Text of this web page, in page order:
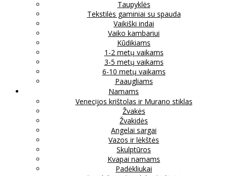
Taupyklės
Tekstilės gaminiai su spauda
Vaikiški indai
Vaiko kambariui
Kūdikiams
1-2 metų vaikams
3-5 metų vaikams
6-10 metų vaikams
Paaugliams
Namams
Venecijos krištolas ir Murano stiklas
Žvakės
Žvakidės
Angelai sargai
Vazos ir lėkštės
Skulptūros
Kvapai namams
Padėkliukai